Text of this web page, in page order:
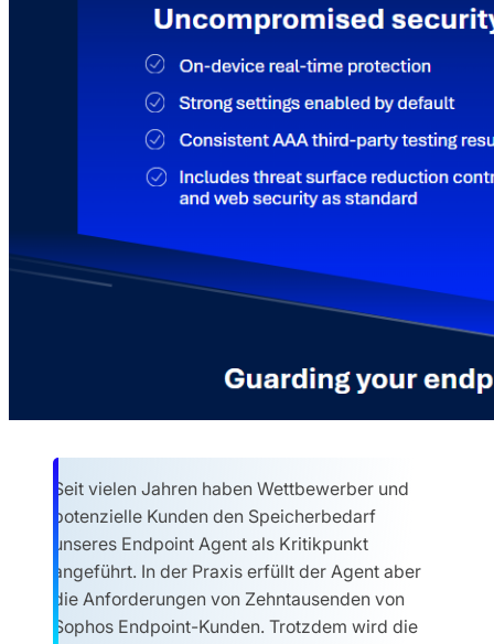
Seit vielen Jahren haben Wettbewerber und
potenzielle Kunden den Speicherbedarf
unseres Endpoint Agent als Kritikpunkt
angeführt. In der Praxis erfüllt der Agent aber
die Anforderungen von Zehntausenden von
Sophos Endpoint-Kunden. Trotzdem wird die